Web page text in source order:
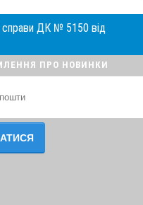
справи ДК № 5150 від
ПРО НОВИНКИ